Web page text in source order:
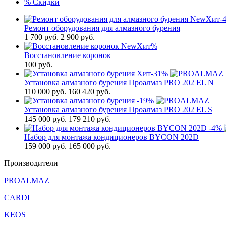
% Скидки
NewХит-
Ремонт оборудования для алмазного бурения
1 700 руб. 2 900 руб.
NewХит%
Восстановление коронок
100 руб.
Хит-31%
Установка алмазного бурения Проалмаз PRO 202 EL N
110 000 руб. 160 420 руб.
-19%
Установка алмазного бурения Проалмаз PRO 202 EL S
145 000 руб. 179 210 руб.
-4%
Набор для монтажа кондиционеров BYCON 202D
159 000 руб. 165 000 руб.
Производители
PROALMAZ
CARDI
KEOS